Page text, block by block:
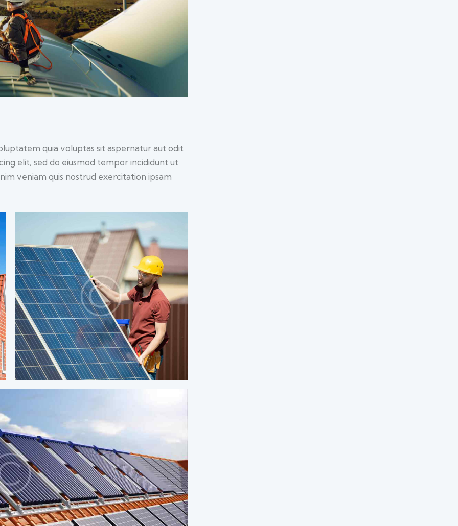
quia voluptas sit aspernatur aut odit
elit, sed do eiusmod tempor incididunt ut
veniam quis nostrud exercitation ipsam